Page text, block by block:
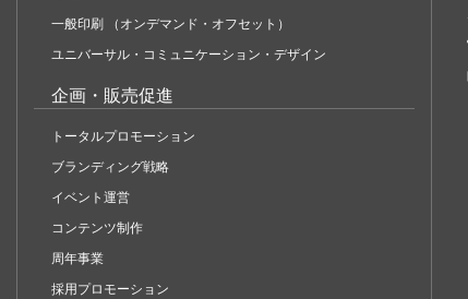
一般印刷 （オンデマンド・オフセット）
ユニバーサル・コミュニケーション・デザイン
企画・販売促進
トータルプロモーション
ブランディング戦略
イベント運営
コンテンツ制作
周年事業
採用プロモーション